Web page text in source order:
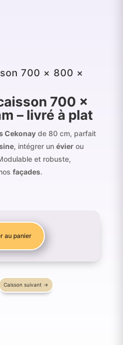
700 × 800 ×
700 ×
– livré à plat
Cekonayde 80 cm, parfait
, intégrer un évierou
et robuste,
façades.
au panier
Caisson suivant →